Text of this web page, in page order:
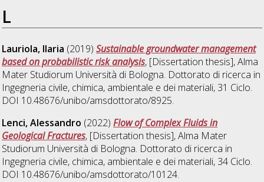
L
Lauriola, Ilaria (2019)Sustainable groundwater management
based on probabilistic risk analysis, [Dissertation thesis], Alma
Mater Studiorum Università di Bologna. Dottorato di ricerca in
Ingegneria civile, chimica, ambientale e dei materiali, 31 Ciclo.
DOI 10.48676/unibo/amsdottorato/8925.
Lenci, Alessandro (2022)Flow of Complex Fluids in
Geological Fractures, [Dissertation thesis], Alma Mater
Studiorum Università di Bologna. Dottorato di ricerca in
Ingegneria civile, chimica, ambientale e dei materiali, 34 Ciclo.
DOI 10.48676/unibo/amsdottorato/10124.